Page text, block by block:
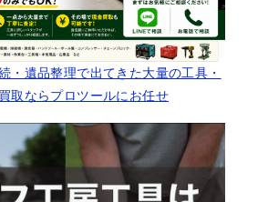
・遺品整理で出てきた大量の工具・
取ならプロツールにお任せ